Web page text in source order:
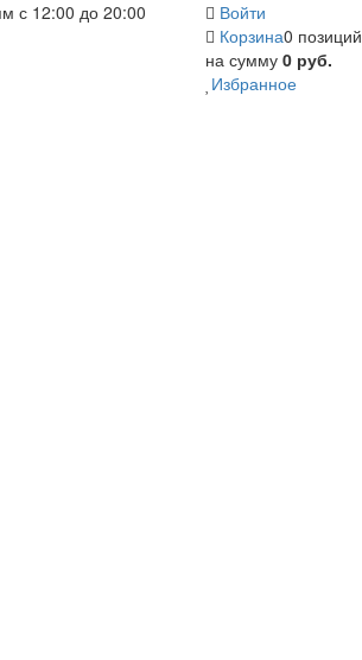
с 12:00 до 20:00
Войти
Корзина0 позиций
на сумму 0 руб.
Избранное